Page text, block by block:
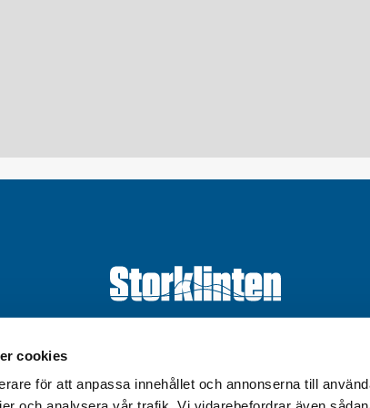
cookies
för att anpassa innehållet och annonserna till